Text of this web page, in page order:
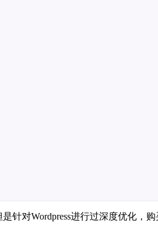
针对Wordpress进行过深度优化，